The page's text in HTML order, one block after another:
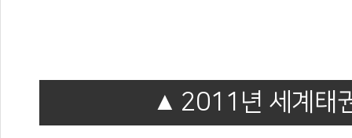
2011년 세계태
현)대망태권도관장
전)대한태권도협회 이사